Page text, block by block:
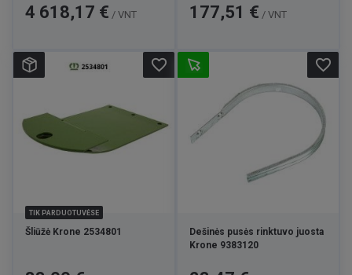
Kaina
4 618,17 € / VNT
Kaina
177,51 € / VNT
TIK PARDUOTUVĖSE
Šliūžė Krone 2534801
favorite_border
Dešinės pusės rinktuvo juosta
Krone 9383120
favorite_border